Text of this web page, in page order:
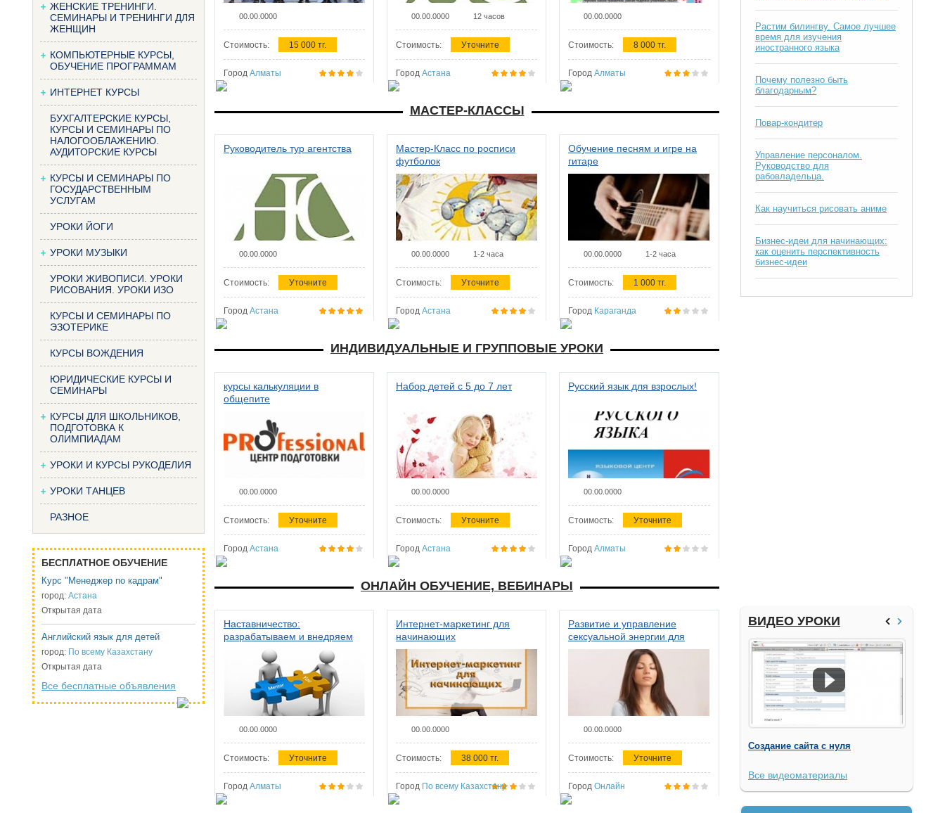
ЖЕНСКИЕ ТРЕНИНГИ.
СЕМИНАРЫ И ТРЕНИНГИ ДЛЯ
ЖЕНЩИН
КОМПЬЮТЕРНЫЕ КУРСЫ,
ОБУЧЕНИЕ ПРОГРАММАМ
ИНТЕРНЕТ КУРСЫ
БУХГАЛТЕРСКИЕ КУРСЫ,
КУРСЫ И СЕМИНАРЫ ПО
НАЛОГООБЛАЖЕНИЮ.
АУДИТОРСКИЕ КУРСЫ
КУРСЫ И СЕМИНАРЫ ПО
ГОСУДАРСТВЕННЫМ
УСЛУГАМ
УРОКИ ЙОГИ
УРОКИ МУЗЫКИ
УРОКИ ЖИВОПИСИ. УРОКИ
РИСОВАНИЯ. УРОКИ ИЗО
КУРСЫ И СЕМИНАРЫ ПО
ЭЗОТЕРИКЕ
КУРСЫ ВОЖДЕНИЯ
ЮРИДИЧЕСКИЕ КУРСЫ И
СЕМИНАРЫ
КУРСЫ ДЛЯ ШКОЛЬНИКОВ,
ПОДГОТОВКА К
ОЛИМПИАДАМ
УРОКИ И КУРСЫ РУКОДЕЛИЯ
УРОКИ ТАНЦЕВ
РАЗНОЕ
БЕСПЛАТНОЕ ОБУЧЕНИЕ
Курс "Менеджер по кадрам"
город: Астана
Открытая дата
Английский язык для детей
город: По всему Казахстану
Открытая дата
Все бесплатные объявления
00.00.0000
Стоимость: 15 000 тг.
Город Алматы
00.00.0000 12 часов
Стоимость: Уточните
Город Астана
00.00.0000
Стоимость: 8 000 тг.
Город Алматы
МАСТЕР-КЛАССЫ
Руководитель тур агентства
00.00.0000
Стоимость: Уточните
Город Астана
Мастер-Класс по росписи
футболок
00.00.0000 1-2 часа
Стоимость: Уточните
Город Астана
Обучение песням и игре на
гитаре
00.00.0000 1-2 часа
Стоимость: 1 000 тг.
Город Караганда
ИНДИВИДУАЛЬНЫЕ И ГРУППОВЫЕ УРОКИ
курсы калькуляции в
общепите
00.00.0000
Стоимость: Уточните
Город Астана
Набор детей с 5 до 7 лет
00.00.0000
Стоимость: Уточните
Город Астана
Русский язык для взрослых!
00.00.0000
Стоимость: Уточните
Город Алматы
ОНЛАЙН ОБУЧЕНИЕ, ВЕБИНАРЫ
Наставничество:
разрабатываем и внедряем
систему наставничества в
организации
00.00.0000
Стоимость: Уточните
Город Алматы
Интернет-маркетинг для
начинающих
00.00.0000
Стоимость: 38 000 тг.
Город По всему Казахстану
Развитие и управление
сексуальной энергии для
женщин
00.00.0000
Стоимость: Уточните
Город Онлайн
Растим билингву. Самое лучшее
время для изучения
иностранного языка
Почему полезно быть
благодарным?
Повар-кондитер
Управление персоналом.
Руководство для
рабовладельца.
Как научиться рисовать аниме
Бизнес-идеи для начинающих:
как оценить перспективность
бизнес-идеи
ВИДЕО УРОКИ
Создание сайта с нуля
Все видеоматериалы